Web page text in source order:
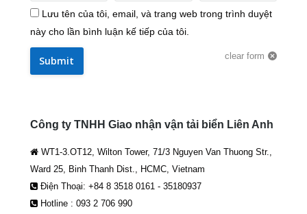
Lưu tên của tôi, email, và trang web trong trình duyệt
này cho lần bình luận kế tiếp của tôi.
clear form
Submit
Công ty TNHH Giao nhận vận tải biển Liên Anh
WT1-3.OT12, Wilton Tower, 71/3 Nguyen Van Thuong Str.,
Ward 25, Binh Thanh Dist., HCMC, Vietnam
Điện Thoại: +84 8 3518 0161 - 35180937
Hotline : 093 2 706 990